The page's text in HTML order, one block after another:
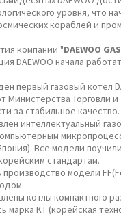
уровня, что
кораблей и
компании "DAEWOO
DAEWOO начала
первый газовый котел
Министерства Торговли и
за стабильное качество.
интеллектуальный
Все модели
стандартам.
производство модели
котлы компактного
марка KT (корейская